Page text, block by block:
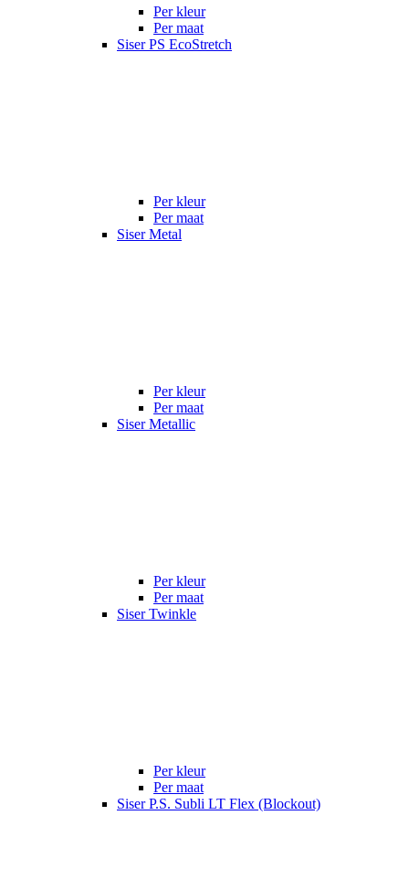
Per kleur
Per maat
Siser PS EcoStretch
Per kleur
Per maat
Siser Metal
Per kleur
Per maat
Siser Metallic
Per kleur
Per maat
Siser Twinkle
Per kleur
Per maat
Siser P.S. Subli LT Flex (Blockout)